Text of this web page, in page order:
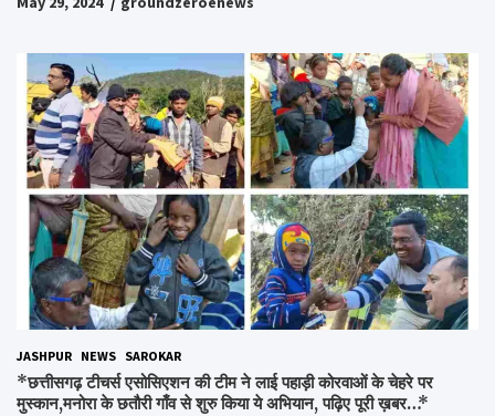
किया गया याद,समाजसेवी और समूह के लोगों ने रखी अपनी राय,कहा स्व.शर्मा के
JASHPUR NEWS SAROKAR
*छत्तीसगढ़ टीचर्स एसोसिएशन की टीम ने लाई पहाड़ी कोरवाओं के चेहरे पर
मुस्कान,मनोरा के छतौरी गाँव से शुरु किया ये अभियान, पढ़िए पूरी ख़बर…*